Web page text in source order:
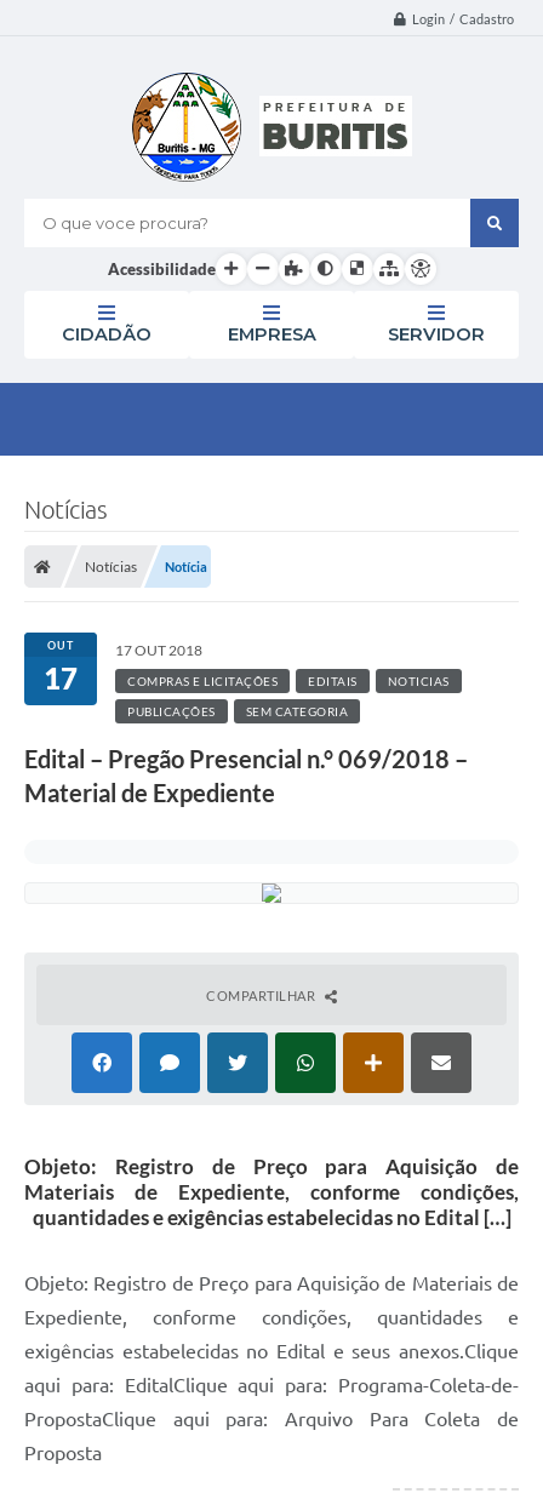
Login / Cadastro
O que voce procura?
Acessibilidade
CIDADÃO EMPRESA SERVIDOR
Notícias
Notícias Notícia
OUT
17
17 OUT 2018
COMPRAS E LICITAÇÕES EDITAIS NOTICIAS
PUBLICAÇÕES SEM CATEGORIA
Edital – Pregão Presencial n.° 069/2018 –
Material de Expediente
COMPARTILHAR
Objeto: Registro de Preço para Aquisição de
Materiais de Expediente, conforme condições,
quantidades e exigências estabelecidas no Edital […]
Objeto: Registro de Preço para Aquisição de Materiais de
Expediente, conforme condições, quantidades e
exigências estabelecidas no Edital e seus anexos.Clique
aqui para: EditalClique aqui para: Programa-Coleta-de-
PropostaClique aqui para: Arquivo Para Coleta de
Proposta